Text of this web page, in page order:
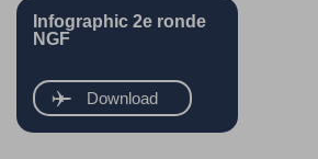
Infographic 2e ronde
NGF
Download